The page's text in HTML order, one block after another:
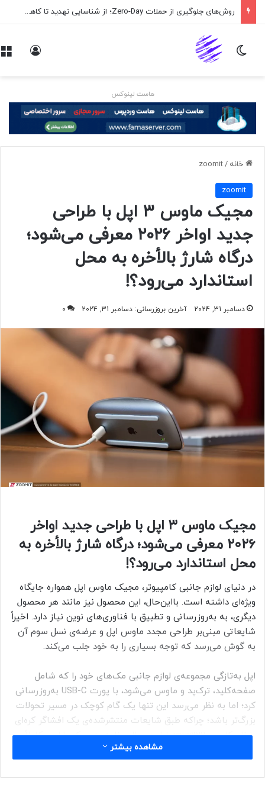
روش‌های جلوگیری از حملات Zero-Day؛ از شناسایی تهدید تا کاهش ریسک
تغییر پوسته
هاست لینوکس
خانه /
zoomit
zoomit
مجیک ماوس ۳ اپل با طراحی
جدید اواخر ۲۰۲۶ معرفی می‌شود؛
درگاه شارژ بالأخره به محل
استاندارد می‌رود؟!
دسامبر 31, 2024 آخرین بروزرسانی: دسامبر 31, 2024 0
مجیک ماوس ۳ اپل با طراحی جدید اواخر
۲۰۲۶ معرفی می‌شود؛ درگاه شارژ بالأخره به
محل استاندارد می‌رود؟!
در دنیای لوازم جانبی کامپیوتر، مجیک ماوس اپل همواره جایگاه
ویژه‌ای داشته است. بااین‌حال، این محصول نیز مانند هر محصول
دیگری، به به‌روزرسانی و تطبیق با فناوری‌های نوین نیاز دارد. اخیراً
شایعاتی مبنی‌بر طراحی مجدد ماوس اپل و عرضه‌ی نسل سوم آن
به گوش می‌رسد که توجه بسیاری را به خود جلب می‌کند.
اپل به‌تازگی مجموعه‌ی لوازم جانبی مک‌های خود را که شامل
صفحه‌کلید، ترک‌پد و ماوس می‌شود، با پورت USB-C به‌روزرسانی
کرد؛ اما به نظر می‌رسد این تنها یک گام کوچک در مسیر تحولات
بزرگ‌تر باشد؛ چراکه طبق شایعات منتشرشده‌ی یک افشاگر کره‌ای
با نام کاربری yeux1122، اپل در حال برنامه‌ریزی یک طراحی کاملاً
جدید برای مجیک ماوس خود است.
شایعات مورد بحث بر اساس گزارش‌های قبلیمارک گرمن، خبرنگار
مشاهده بیشتر